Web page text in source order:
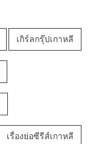
เกิร์ลกรุ๊ปเกาหลี
เรื่องย่อซีรีส์เกาหลี